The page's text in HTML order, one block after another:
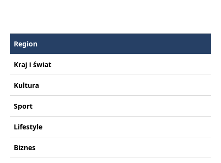
Region
Kraj i świat
Kultura
Sport
Lifestyle
Biznes